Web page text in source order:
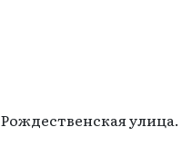
Рождественская улица.